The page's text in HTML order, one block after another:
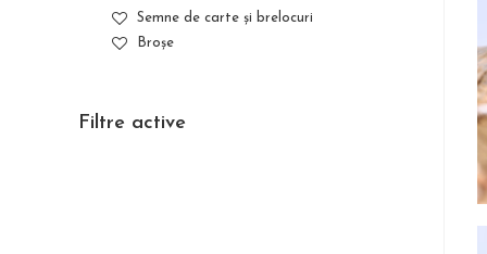
Semne de carte și brelocuri
Broșe
Filtre active